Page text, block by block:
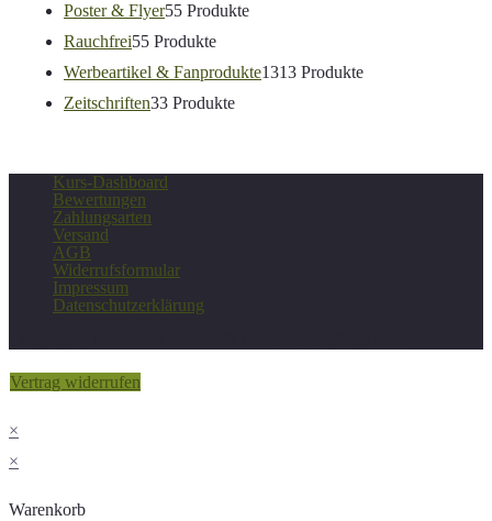
Poster & Flyer55 Produkte
Rauchfrei55 Produkte
Werbeartikel & Fanprodukte1313 Produkte
Zeitschriften33 Produkte
Kurs-Dashboard
Bewertungen
Zahlungsarten
Versand
AGB
Widerrufsformular
Impressum
Datenschutzerklärung
Vertrag widerrufen
×
×
Warenkorb